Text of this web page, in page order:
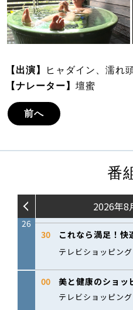
【出演】
ヒャダイン、濡れ
【ナレーター】壇蜜
前へ
番